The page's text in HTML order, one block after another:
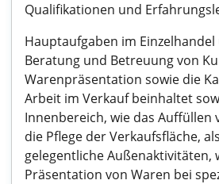
Qualifikationen und
Hauptaufgaben im
Beratung und Betreuung von
Warenpräsentation sowie die
Arbeit im Verkauf beinhaltet
Innenbereich, wie das Auffüllen
die Pflege der Verkaufsfläche,
gelegentliche Außenaktivitäten,
Präsentation von Waren bei